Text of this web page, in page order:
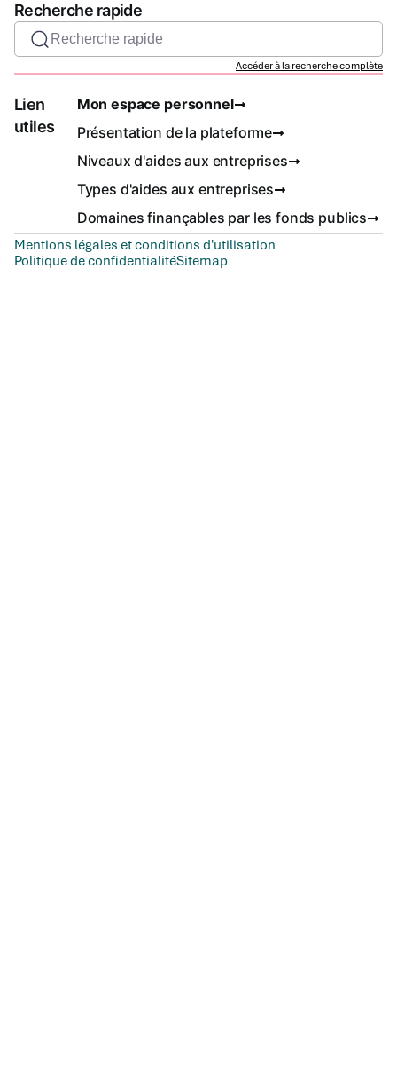
Recherche rapide
Recherche rapide
Accéder à la recherche complète
Lien
utiles
Mon espace personnel
Présentation de la plateforme
Niveaux d'aides aux entreprises
Types d'aides aux entreprises
Domaines finançables par les fonds publics
Mentions légales et conditions d'utilisation
Politique de confidentialitéSitemap